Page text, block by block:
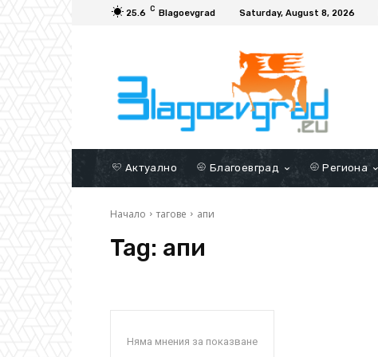
25.6 C Blagoevgrad Saturday, August 8, 2026
Актуално Благоевград Региона
Начало тагове апи
Tag: апи
Няма мнения за показване